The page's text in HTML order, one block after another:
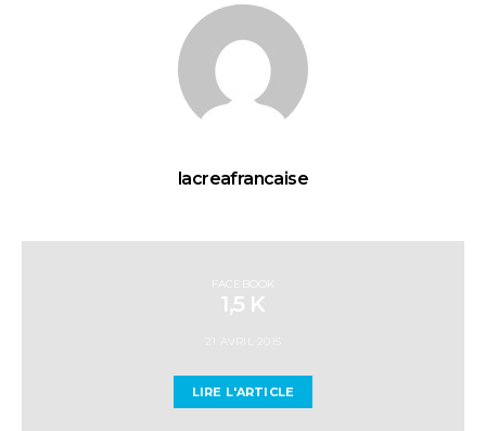
lacreafrancaise
FACEBOOK
1,5 K
LIRE L'ARTICLE